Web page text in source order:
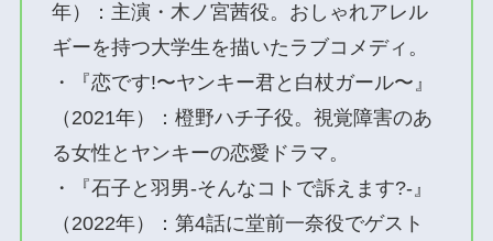
年）：主演・木ノ宮茜役。おしゃれアレル
ギーを持つ大学生を描いたラブコメディ。
・『恋です!〜ヤンキー君と白杖ガール〜』
（2021年）：橙野ハチ子役。視覚障害のあ
る女性とヤンキーの恋愛ドラマ。
・『石子と羽男-そんなコトで訴えます?-』
（2022年）：第4話に堂前一奈役でゲスト